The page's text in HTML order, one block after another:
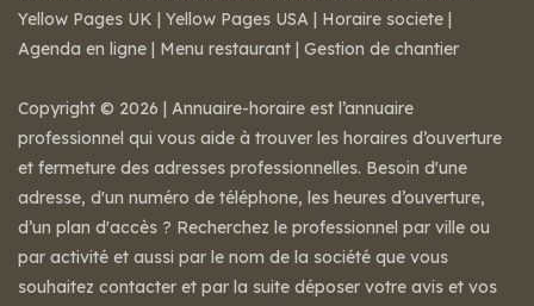
Yellow Pages UK | Yellow Pages USA | Horaire societe |
Agenda en ligne | Menu restaurant | Gestion de chantier
Copyright © 2026 | Annuaire-horaire est l’annuaire
professionnel qui vous aide à trouver les horaires d’ouverture
et fermeture des adresses professionnelles. Besoin d'une
adresse, d'un numéro de téléphone, les heures d’ouverture,
d’un plan d'accès ? Recherchez le professionnel par ville ou
par activité et aussi par le nom de la société que vous
souhaitez contacter et par la suite déposer votre avis et vos